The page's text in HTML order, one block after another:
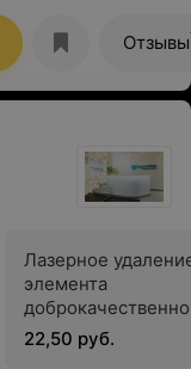
вопросы
Отзывы
Лазерное
элемента
новообразования
родинки, невусы)
22,50 руб.